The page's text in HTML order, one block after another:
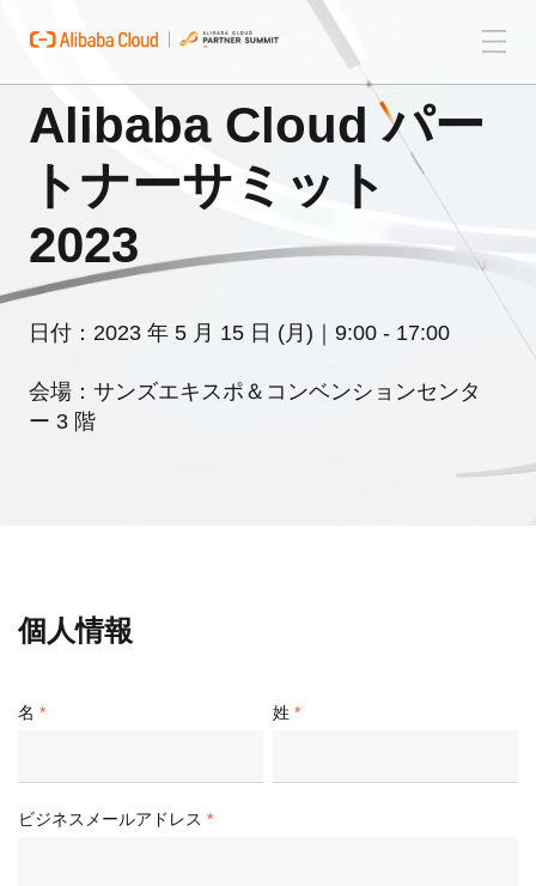
Alibaba Cloud パー
トナーサミット
2023
日付：2023 年 5 月 15 日 (月)｜9:00 - 17:00
会場：サンズエキスポ＆コンベンションセンタ
ー 3 階
個人情報
名 姓
ビジネスメールアドレス